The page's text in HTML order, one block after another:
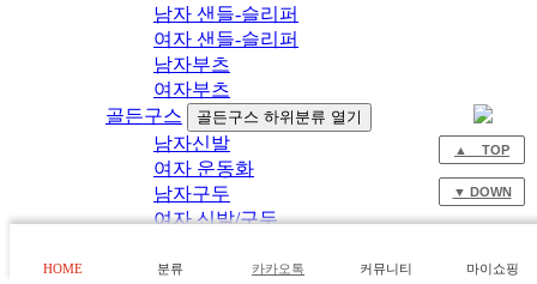
남자 샌들-슬리퍼
여자 샌들-슬리퍼
남자부츠
여자부츠
골든구스
골든구스 하위분류 열기
남자신발
여자 운동화
남자구두
여자 신발/구두
여자 샌들-슬리퍼
HOME 분류 카카오톡 커뮤니티 마이쇼핑
▲ TOP
▼ DOWN